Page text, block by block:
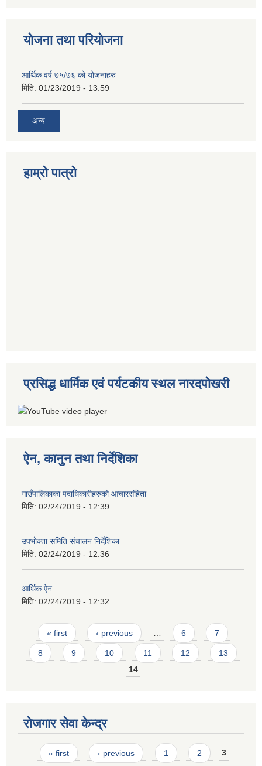
योजना तथा परियोजना
आर्थिक वर्ष ७५/७६ को योजनाहरु
मिति: 01/23/2019 - 13:59
अन्य
हाम्रो पात्रो
प्रसिद्ध धार्मिक एवं पर्यटकीय स्थल नारदपोखरी
ऐन, कानुन तथा निर्देशिका
गाउँपालिकाका पदाधिकारीहरुको आचारसंहिता
मिति: 02/24/2019 - 12:39
उपभोक्ता समिति संचालन निर्देशिका
मिति: 02/24/2019 - 12:36
आर्थिक ऐन
मिति: 02/24/2019 - 12:32
Pages
« first ‹ previous 6 7
8 9 10 11 12
13
14
रोजगार सेवा केन्द्र
Pages
« first ‹ previous 1 2 3